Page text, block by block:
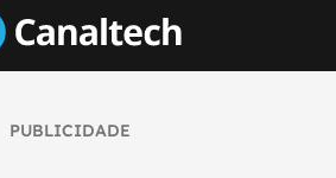
PUBLICIDADE